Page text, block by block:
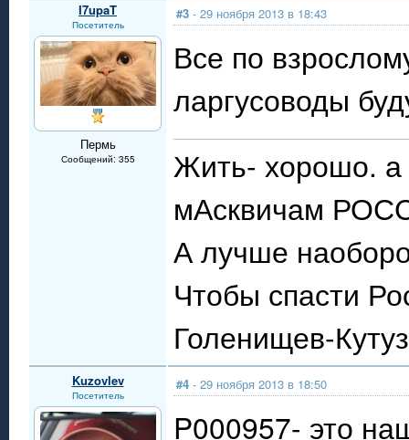
I7upaT
Посетитель
Пермь
Сообщений: 355
#3 - 29 ноября 2013 в 18:43
Все по
ларгусоводы
Жить- хорошо.
мАсквичам
А лучше
Чтобы спасти
Голенищев-
Kuzovlev
Посетитель
#4 - 29 ноября 2013 в 18:50
P000957- это